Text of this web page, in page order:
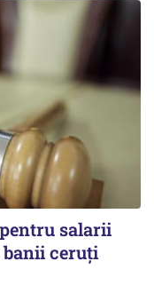
salarii
banii ceruți